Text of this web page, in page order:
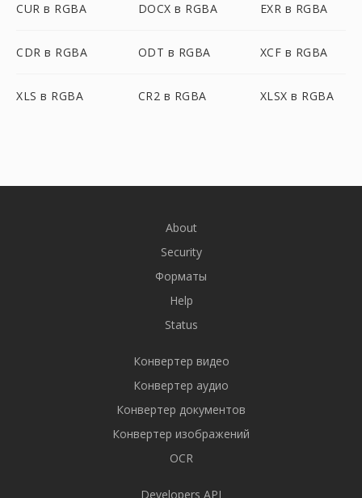
CUR в RGBA DOCX в RGBA EXR в RGBA
CDR в RGBA ODT в RGBA XCF в RGBA
XLS в RGBA CR2 в RGBA XLSX в RGBA
About
Security
Форматы
Help
Status
Конвертер видео
Конвертер аудио
Конвертер документов
Конвертер изображений
OCR
Developers API